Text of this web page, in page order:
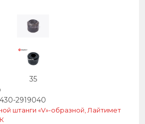
35
2919040
штанги «V»-образной, Лайтимет